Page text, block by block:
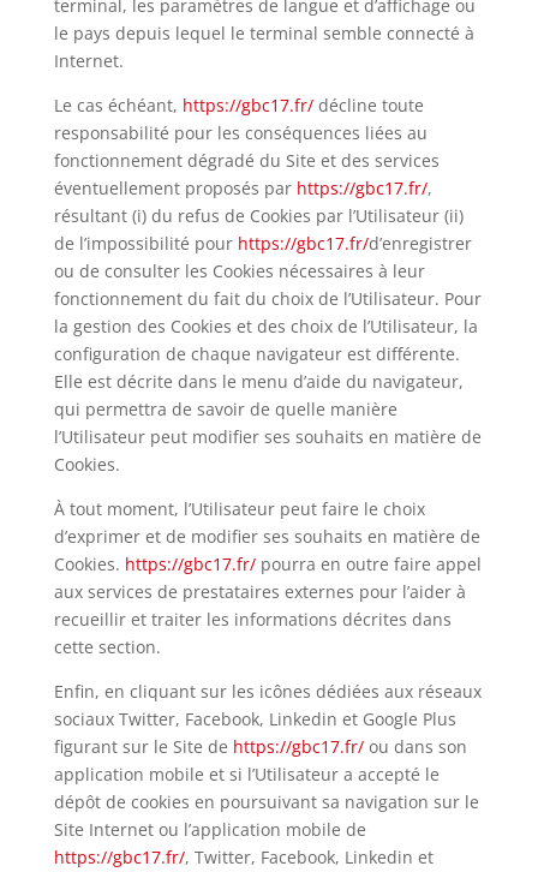
terminal, les paramètres de langue et d’affichage ou
le pays depuis lequel le terminal semble connecté à
Internet.
Le cas échéant, https://gbc17.fr/ décline toute
responsabilité pour les conséquences liées au
fonctionnement dégradé du Site et des services
éventuellement proposés par https://gbc17.fr/,
résultant (i) du refus de Cookies par l’Utilisateur (ii)
de l’impossibilité pour https://gbc17.fr/d’enregistrer
ou de consulter les Cookies nécessaires à leur
fonctionnement du fait du choix de l’Utilisateur. Pour
la gestion des Cookies et des choix de l’Utilisateur, la
configuration de chaque navigateur est différente.
Elle est décrite dans le menu d’aide du navigateur,
qui permettra de savoir de quelle manière
l’Utilisateur peut modifier ses souhaits en matière de
Cookies.
À tout moment, l’Utilisateur peut faire le choix
d’exprimer et de modifier ses souhaits en matière de
Cookies. https://gbc17.fr/ pourra en outre faire appel
aux services de prestataires externes pour l’aider à
recueillir et traiter les informations décrites dans
cette section.
Enfin, en cliquant sur les icônes dédiées aux réseaux
sociaux Twitter, Facebook, Linkedin et Google Plus
figurant sur le Site de https://gbc17.fr/ou dans son
application mobile et si l’Utilisateur a accepté le
dépôt de cookies en poursuivant sa navigation sur le
Site Internet ou l’application mobile de
https://gbc17.fr/, Twitter, Facebook, Linkedin et